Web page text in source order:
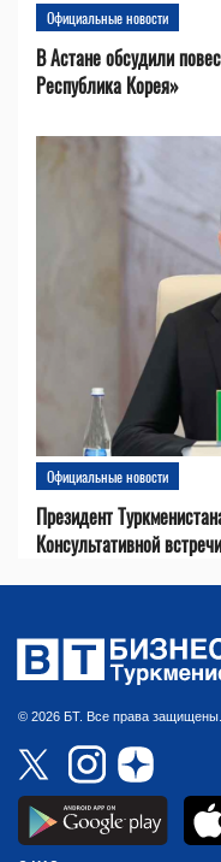
Официальные новости
В Астане обсудили
Республика Корея»
Официальные новости
Президент
Консультативной
© 2026 БТ. Все права защищены.